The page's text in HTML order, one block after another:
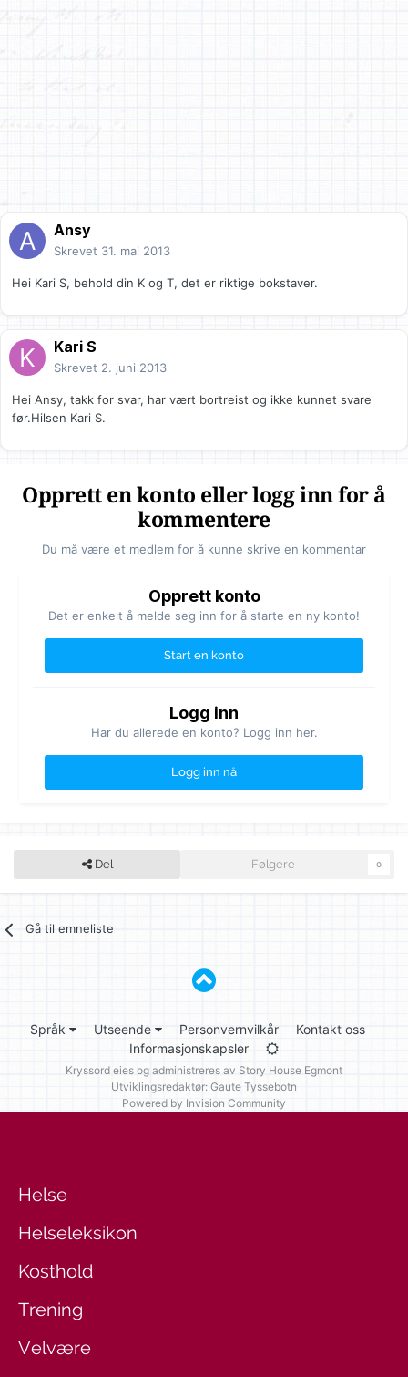
Ansy
Skrevet 31. mai 2013
Hei Kari S, behold din K og T, det er riktige bokstaver.
Kari S
Skrevet 2. juni 2013
Hei Ansy, takk for svar, har vært bortreist og ikke kunnet svare
før.Hilsen Kari S.
Opprett en konto eller logg inn for å
kommentere
Du må være et medlem for å kunne skrive en kommentar
Opprett konto
Det er enkelt å melde seg inn for å starte en ny konto!
Start en konto
Logg inn
Har du allerede en konto? Logg inn her.
Logg inn nå
Del Følgere 0
Gå til emneliste
Språk Utseende Personvernvilkår
Kontakt oss
Informasjonskapsler
Kryssord eies og administreres av Story House Egmont
Utviklingsredaktør: Gaute Tyssebotn
Powered by Invision Community
Helse
Helseleksikon
Kosthold
Trening
Velvære